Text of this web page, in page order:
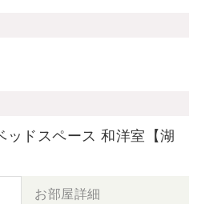
ッドスペース 和洋室【湖
お部屋詳細